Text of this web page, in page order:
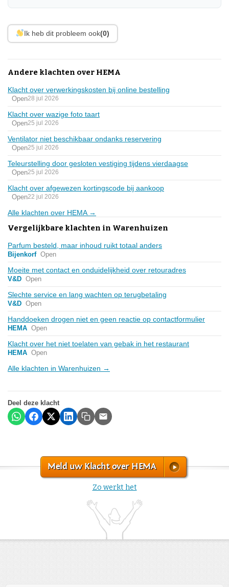
Ik heb dit probleem ook(0)
Andere klachten over HEMA
Klacht over verwerkingskosten bij online bestelling
Open28 jul 2026
Klacht over wazige foto taart
Open25 jul 2026
Ventilator niet beschikbaar ondanks reservering
Open25 jul 2026
Teleurstelling door gesloten vestiging tijdens vierdaagse
Open25 jul 2026
Klacht over afgewezen kortingscode bij aankoop
Open22 jul 2026
Alle klachten over HEMA →
Vergelijkbare klachten in Warenhuizen
Parfum besteld, maar inhoud ruikt totaal anders
Bijenkorf Open
Moeite met contact en onduidelijkheid over retouradres
V&D Open
Slechte service en lang wachten op terugbetaling
V&D Open
Handdoeken drogen niet en geen reactie op contactformulier
HEMA Open
Klacht over het niet toelaten van gebak in het restaurant
HEMA Open
Alle klachten in Warenhuizen →
Deel deze klacht
Meld uw Klacht over HEMA
Zo werkt het